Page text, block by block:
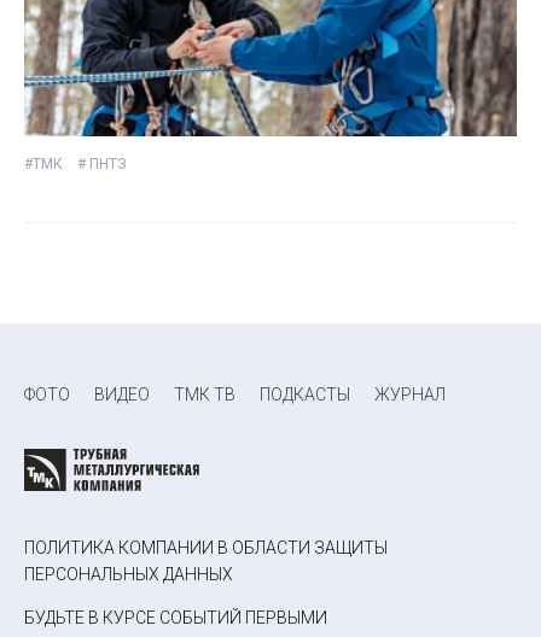
#ТМК # ПНТЗ
ФОТО ВИДЕО ТМК ТВ ПОДКАСТЫ ЖУРНАЛ
ПОЛИТИКА КОМПАНИИ В ОБЛАСТИ ЗАЩИТЫ
ПЕРСОНАЛЬНЫХ ДАННЫХ
БУДЬТЕ В КУРСЕ СОБЫТИЙ ПЕРВЫМИ